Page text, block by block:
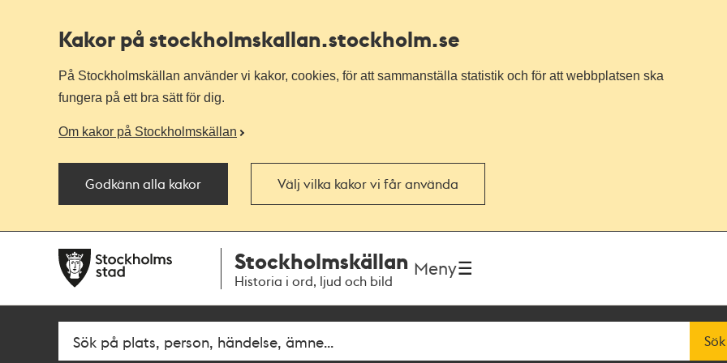
Kakor på stockholmskallan.stockholm.se
På Stockholmskällan använder vi kakor, cookies, för att sammanställa statistik och för att webbplatsen ska
fungera på ett bra sätt för dig.
Om kakor på Stockholmskällan
Godkänn alla kakor Välj vilka kakor vi får använda
navigationen
huvudinnehållet
Stockholmskällan
Historia i ord, ljud och bild
Meny
Fritextsök Sök